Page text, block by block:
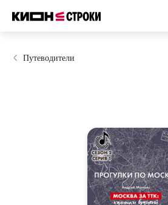
Путеводители